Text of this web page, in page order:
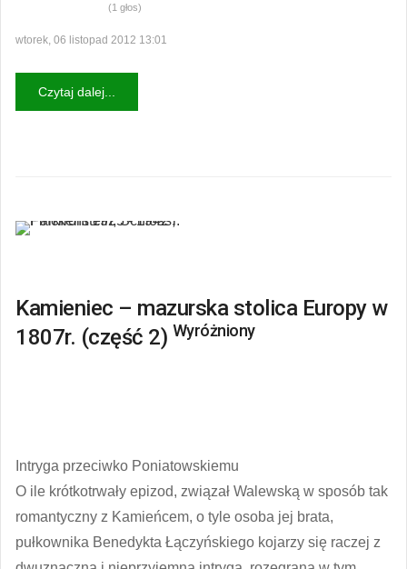
(1 głos)
wtorek, 06 listopad 2012 13:01
Czytaj dalej...
Kamieniec – mazurska stolica Europy w
1807r. (część 2) Wyróżniony
Intryga przeciwko Poniatowskiemu
O ile krótkotrwały epizod, związał Walewską w sposób tak
romantyczny z Kamieńcem, o tyle osoba jej brata,
pułkownika Benedykta Łączyńskiego kojarzy się raczej z